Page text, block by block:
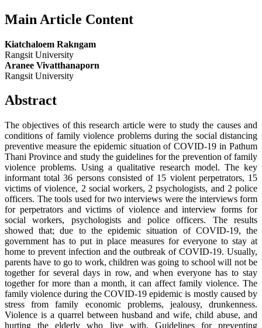
Main Article Content
Kiatchaloem Rakngam
Rangsit University
Aranee Vivatthanaporn
Rangsit University
Abstract
The objectives of this research article were to study the causes and
conditions of family violence problems during the social distancing
preventive measure the epidemic situation of COVID-19 in Pathum
Thani Province and study the guidelines for the prevention of family
violence problems. Using a qualitative research model. The key
informant total 36 persons consisted of 15 violent perpetrators, 15
victims of violence, 2 social workers, 2 psychologists, and 2 police
officers. The tools used for two interviews were the interviews form
for perpetrators and victims of violence and interview forms for
social workers, psychologists and police officers. The results
showed that; due to the epidemic situation of COVID-19, the
government has to put in place measures for everyone to stay at
home to prevent infection and the outbreak of COVID-19. Usually,
parents have to go to work, children was going to school will not be
together for several days in row, and when everyone has to stay
together for more than a month, it can affect family violence. The
family violence during the COVID-19 epidemic is mostly caused by
stress from family economic problems, jealousy, drunkenness.
Violence is a quarrel between husband and wife, child abuse, and
hurting the elderly who live with. Guidelines for preventing